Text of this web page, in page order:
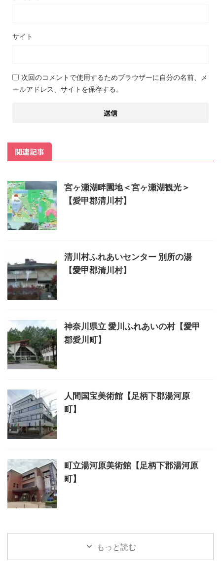
サイト
次回のコメントで使用するためブラウザーに自分の名前、メ
ールアドレス、サイトを保存する。
関連記事
宮ヶ瀬湖畔園地＜宮ヶ瀬湖観光＞
【愛甲郡清川村】
清川村ふれあいセンター 別所の湯
【愛甲郡清川村】
神奈川県立 愛川ふれあいの村【愛甲
郡愛川町】
人間国宝美術館【足柄下郡湯河原
町】
町立湯河原美術館【足柄下郡湯河原
町】
もっと読む